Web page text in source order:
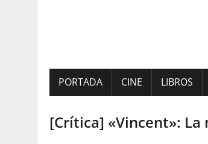
PORTADA CINE LIBROS
[Crítica] «Vincent»: